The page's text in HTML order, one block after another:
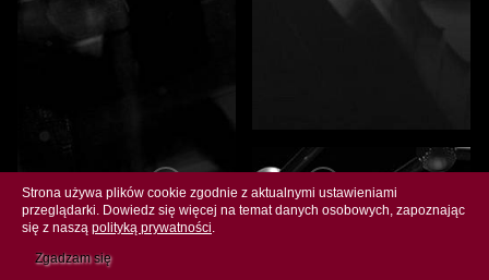
Copyright © 2026 Van den Hul Polska. Wszelkie prawa zastrzeżone.
Strona używa plików cookie zgodnie z aktualnymi ustawieniami
przeglądarki. Dowiedz się więcej na temat danych osobowych, zapoznając
się z naszą polityką prywatności.
Zgadzam się